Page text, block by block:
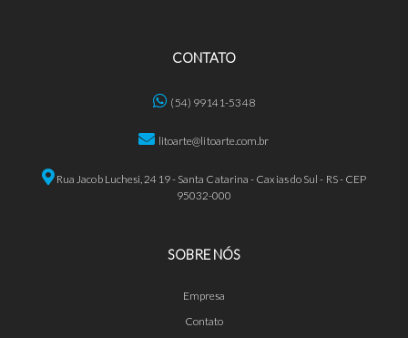
CONTATO
(54) 99141-5348
litoarte@litoarte.com.br
Rua Jacob Luchesi, 2419 - Santa Catarina - Caxias do Sul - RS - CEP
95032-000
SOBRE NÓS
Empresa
Contato